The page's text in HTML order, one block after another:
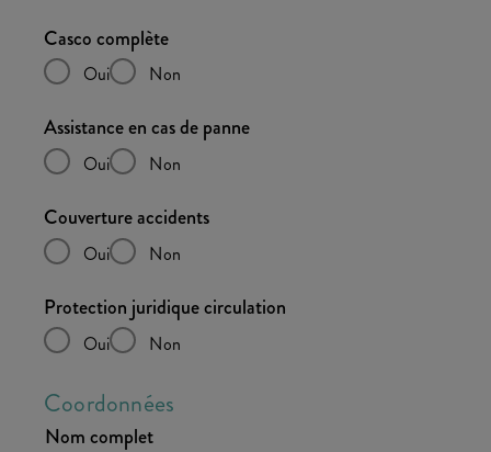
Casco complète
Oui Non
Assistance en cas de panne
Oui Non
Couverture accidents
Oui Non
Protection juridique circulation
Oui Non
Coordonnées
Nom complet